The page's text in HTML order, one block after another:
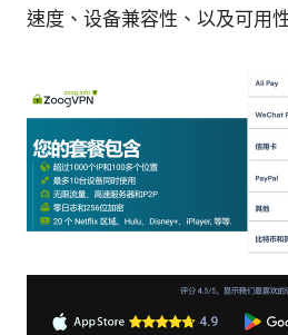
速度、设备兼容性、以及可用